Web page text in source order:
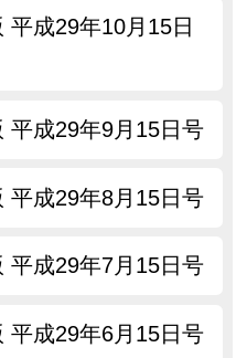
平成29年10月15日
平成29年9月15日号
平成29年8月15日号
平成29年7月15日号
平成29年6月15日号